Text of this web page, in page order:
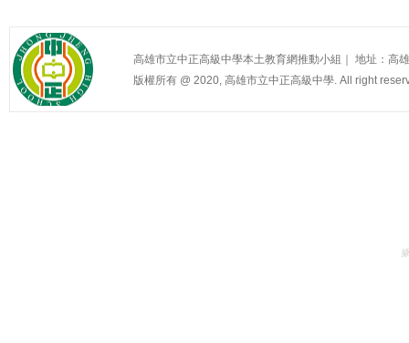
高雄市立中正高級中學本土教育網推動小組｜ 地址：
版權所有 @ 2020, 高雄市立中正高級中學. All right